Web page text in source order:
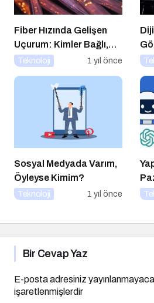
Fiber Hızında Gelişen
Uçurum: Kimler Bağlı,
Kimler Dışarıda
Teknoloji 1 yıl önce
Sosyal Medyada Varım,
Öyleyse Kimim?
Teknoloji 1 yıl önce
Bir Cevap Yaz
E-posta adresiniz
işaretlenmişlerdir